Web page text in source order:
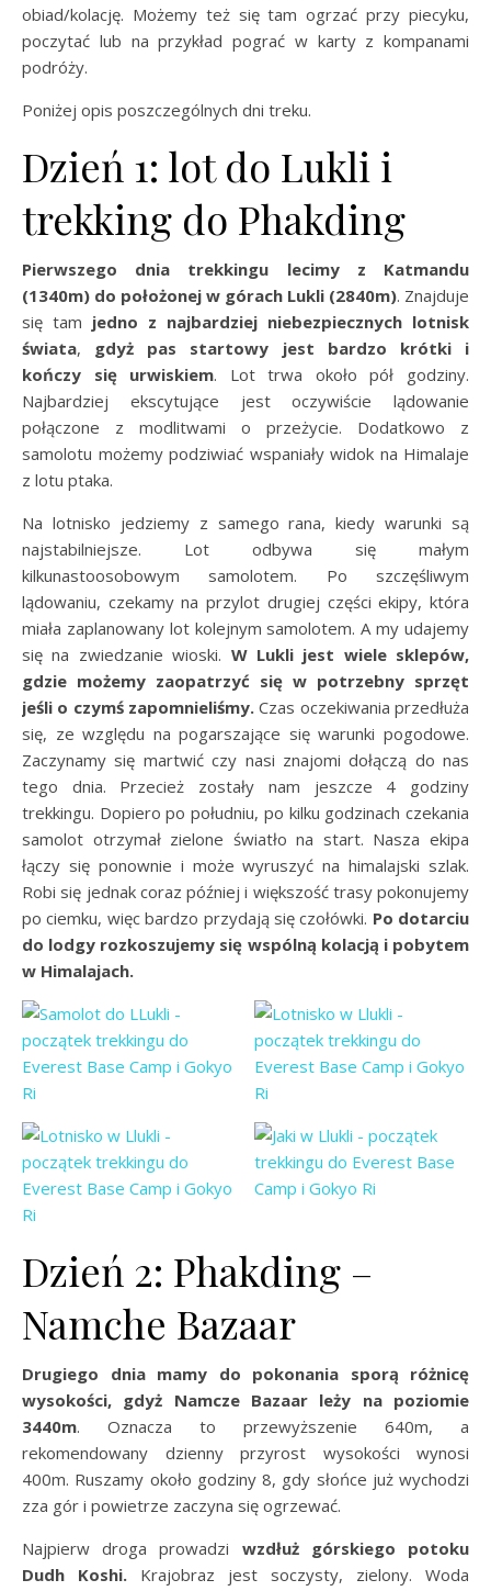
obiad/kolację. Możemy też się tam ogrzać przy piecyku,
poczytać lub na przykład pograć w karty z kompanami
podróży.
Poniżej opis poszczególnych dni treku.
Dzień 1: lot do Lukli i
trekking do Phakding
Pierwszego dnia trekkingu lecimy z Katmandu
(1340m) do położonej w górach Lukli (2840m). Znajduje
się tam jedno z najbardziej niebezpiecznych lotnisk
świata, gdyż pas startowy jest bardzo krótki i
kończy się urwiskiem. Lot trwa około pół godziny.
Najbardziej ekscytujące jest oczywiście lądowanie
połączone z modlitwami o przeżycie. Dodatkowo z
samolotu możemy podziwiać wspaniały widok na Himalaje
z lotu ptaka.
Na lotnisko jedziemy z samego rana, kiedy warunki są
najstabilniejsze. Lot odbywa się małym
kilkunastoosobowym samolotem. Po szczęśliwym
lądowaniu, czekamy na przylot drugiej części ekipy, która
miała zaplanowany lot kolejnym samolotem. A my udajemy
się na zwiedzanie wioski. W Lukli jest wiele sklepów,
gdzie możemy zaopatrzyć się w potrzebny sprzęt
jeśli o czymś zapomnieliśmy. Czas oczekiwania przedłuża
się, ze względu na pogarszające się warunki pogodowe.
Zaczynamy się martwić czy nasi znajomi dołączą do nas
tego dnia. Przecież zostały nam jeszcze 4 godziny
trekkingu. Dopiero po południu, po kilku godzinach czekania
samolot otrzymał zielone światło na start. Nasza ekipa
łączy się ponownie i może wyruszyć na himalajski szlak.
Robi się jednak coraz później i większość trasy pokonujemy
po ciemku, więc bardzo przydają się czołówki. Po dotarciu
do lodgy rozkoszujemy się wspólną kolacją i pobytem
w Himalajach.
Dzień 2: Phakding –
Namche Bazaar
Drugiego dnia mamy do pokonania sporą różnicę
wysokości, gdyż Namcze Bazaar leży na poziomie
3440m. Oznacza to przewyższenie 640m, a
rekomendowany dzienny przyrost wysokości wynosi
400m. Ruszamy około godziny 8, gdy słońce już wychodzi
zza gór i powietrze zaczyna się ogrzewać.
Najpierw droga prowadzi wzdłuż górskiego potoku
Dudh Koshi. Krajobraz jest soczysty, zielony. Woda